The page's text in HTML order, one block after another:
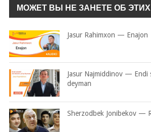
МОЖЕТ ВЫ НЕ ЗАНЕТЕ ОБ
Jasur Rahimxon — Enajon
Jasur Najmiddinov — Endi
deyman
Sherzodbek Jonibekov —